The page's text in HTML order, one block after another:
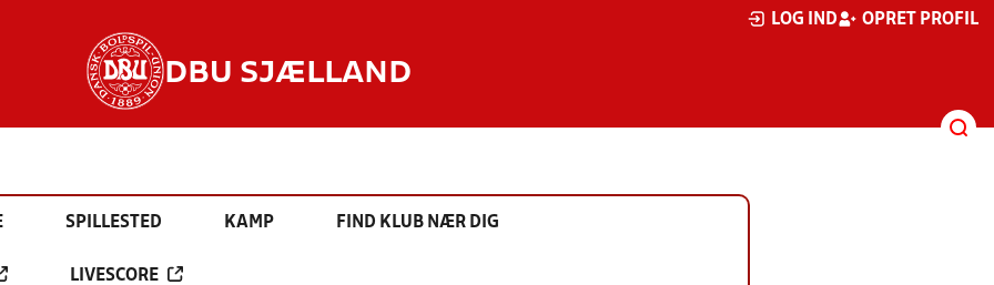
LOG IND OPRET PROFIL
DBU SJÆLLAND
SPILLESTED KAMP FIND KLUB NÆR DIG
LIVESCORE